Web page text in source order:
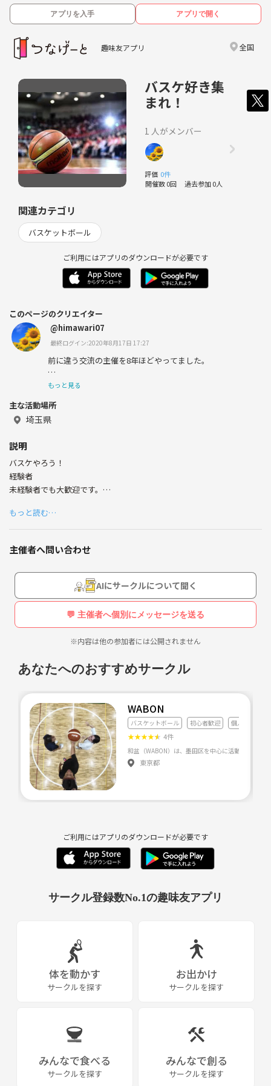
アプリを入手 アプリで開く
趣味友アプリ 全国
バスケ好き集
まれ！
1 人がメンバー
評価 0件
開催数 0回 過去参加 0人
関連カテゴリ
バスケットボール
ご利用にはアプリのダウンロードが必要です
このページのクリエイター
@himawari07
最終ログイン:2020年8月17日 17:27
前に違う交流の主催を8年ほどやってました。
楽しい時間を皆さんとシェアすることが大好きです。宜し
もっと見る
主な活動場所
埼玉県
説明
バスケやろう！
経験者
未経験者でも大歓迎です。
もっと読む…
主催者へ問い合わせ
AIにサークルについて聞く
💬 主催者へ個別にメッセージを送る
※内容は他の参加者には公開されません
あなたへのおすすめサークル
WABON
バスケットボール 初心者歓迎 個人参加
★★★★★ 4件
東京都
ご利用にはアプリのダウンロードが必要です
サークル登録数No.1の趣味友アプリ
体を動かす
サークルを探す
お出かけ
サークルを探す
みんなで食べる
サークルを探す
みんなで創る
サークルを探す